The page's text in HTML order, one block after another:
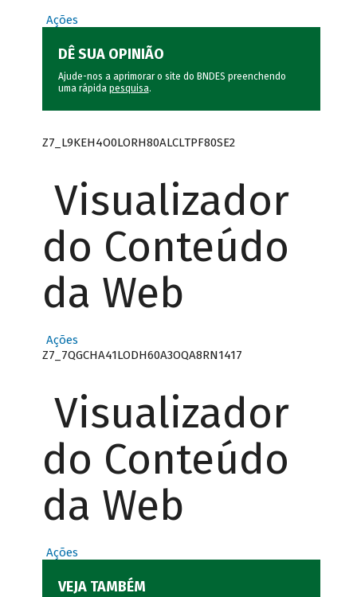
Ações
DÊ SUA OPINIÃO
Ajude-nos a aprimorar o site do BNDES preenchendo
uma rápida pesquisa.
Z7_L9KEH4O0LORH80ALCLTPF80SE2
Visualizador
do Conteúdo
da Web
Ações
Z7_7QGCHA41LODH60A3OQA8RN1417
Visualizador
do Conteúdo
da Web
Ações
VEJA TAMBÉM